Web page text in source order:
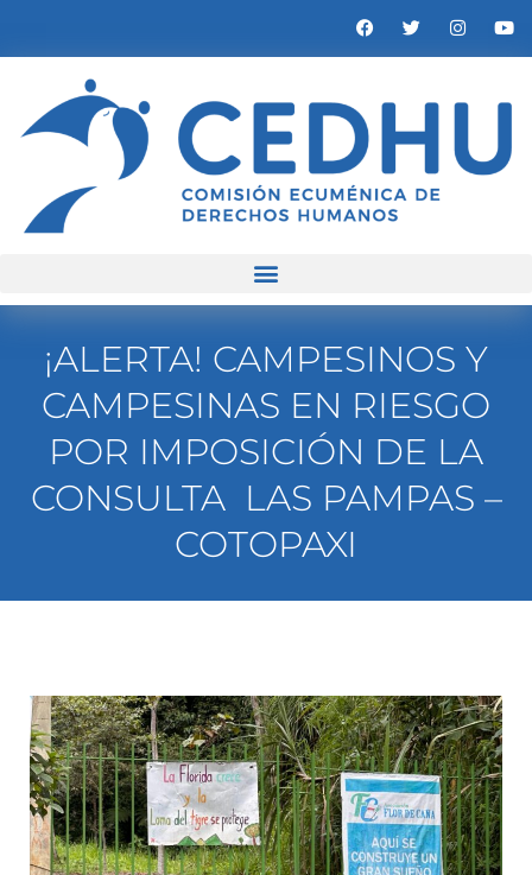
¡ALERTA! CAMPESINOS Y
CAMPESINAS EN RIESGO
POR IMPOSICIÓN DE LA
CONSULTA LAS PAMPAS –
COTOPAXI